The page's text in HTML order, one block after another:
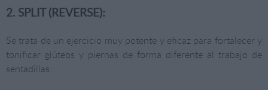
2. SPLIT (REVERSE):
Se trata de un ejercicio muy potente y eficaz para fortalecer y
tonificar glúteos y piernas de forma diferente al trabajo de
sentadillas.